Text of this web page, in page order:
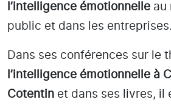
l’intelligence émotionnelle au
public et dans les entreprises.
Dans ses conférences sur le
l’intelligence émotionnelle à
Cotentin et dans ses livres, il